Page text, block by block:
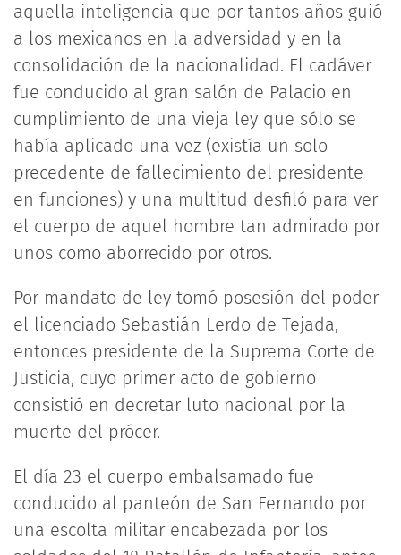
aquella inteligencia que por tantos años guió
a los mexicanos en la adversidad y en la
consolidación de la nacionalidad. El cadáver
fue conducido al gran salón de Palacio en
cumplimiento de una vieja ley que sólo se
había aplicado una vez (existía un solo
precedente de fallecimiento del presidente
en funciones) y una multitud desfiló para ver
el cuerpo de aquel hombre tan admirado por
unos como aborrecido por otros.
Por mandato de ley tomó posesión del poder
el licenciado Sebastián Lerdo de Tejada,
entonces presidente de la Suprema Corte de
Justicia, cuyo primer acto de gobierno
consistió en decretar luto nacional por la
muerte del prócer.
El día 23 el cuerpo embalsamado fue
conducido al panteón de San Fernando por
una escolta militar encabezada por los